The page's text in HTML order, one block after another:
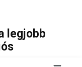
legjobb